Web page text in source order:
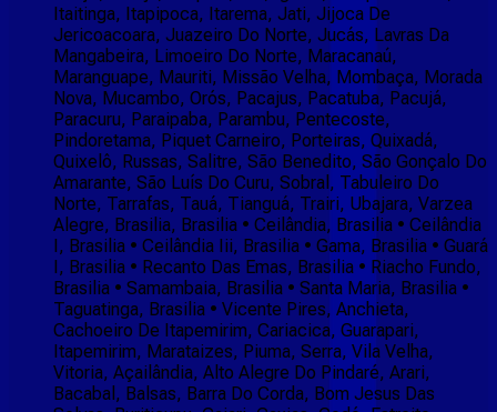
Itaitinga, Itapipoca, Itarema, Jati, Jijoca De
Jericoacoara, Juazeiro Do Norte, Jucás, Lavras Da
Mangabeira, Limoeiro Do Norte, Maracanaú,
Maranguape, Mauriti, Missão Velha, Mombaça, Morada
Nova, Mucambo, Orós, Pacajus, Pacatuba, Pacujá,
Paracuru, Paraipaba, Parambu, Pentecoste,
Pindoretama, Piquet Carneiro, Porteiras, Quixadá,
Quixelô, Russas, Salitre, São Benedito, São Gonçalo Do
Amarante, São Luís Do Curu, Sobral, Tabuleiro Do
Norte, Tarrafas, Tauá, Tianguá, Trairi, Ubajara, Varzea
Alegre, Brasilia, Brasilia • Ceilândia, Brasilia • Ceilândia
I, Brasilia • Ceilândia Iii, Brasilia • Gama, Brasilia • Guará
I, Brasilia • Recanto Das Emas, Brasilia • Riacho Fundo,
Brasilia • Samambaia, Brasilia • Santa Maria, Brasilia •
Taguatinga, Brasilia • Vicente Pires, Anchieta,
Cachoeiro De Itapemirim, Cariacica, Guarapari,
Itapemirim, Marataizes, Piuma, Serra, Vila Velha,
Vitoria, Açailândia, Alto Alegre Do Pindaré, Arari,
Bacabal, Balsas, Barra Do Corda, Bom Jesus Das